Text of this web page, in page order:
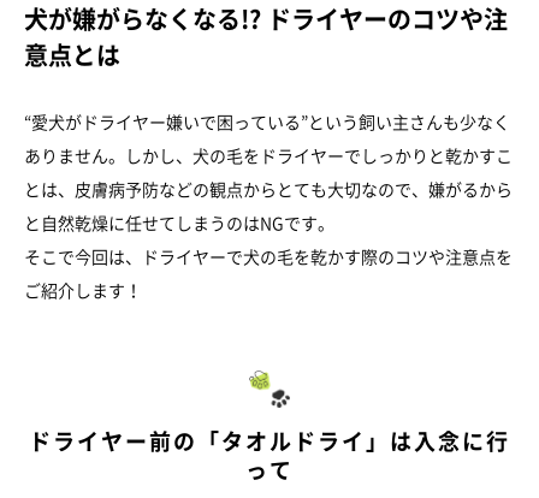
犬が嫌がらなくなる!? ドライヤーのコツや注
意点とは
“愛犬がドライヤー嫌いで困っている”という飼い主さんも少なく
ありません。しかし、犬の毛をドライヤーでしっかりと乾かすこ
とは、皮膚病予防などの観点からとても大切なので、嫌がるから
と自然乾燥に任せてしまうのはNGです。
そこで今回は、ドライヤーで犬の毛を乾かす際のコツや注意点を
ご紹介します！
ドライヤー前の「タオルドライ」は入念に行
って